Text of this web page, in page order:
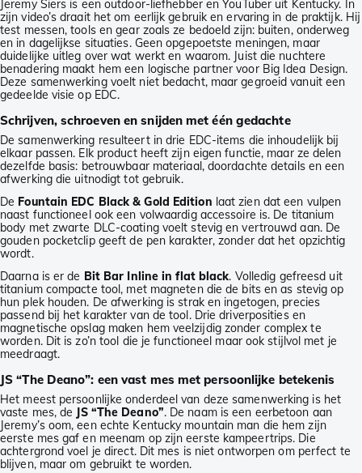
Jeremy Siers is een outdoor-liefhebber en YouTuber uit Kentucky. In
zijn video’s draait het om eerlijk gebruik en ervaring in de praktijk. Hij
test messen, tools en gear zoals ze bedoeld zijn: buiten, onderweg
en in dagelijkse situaties. Geen opgepoetste meningen, maar
duidelijke uitleg over wat werkt en waarom. Juist die nuchtere
benadering maakt hem een logische partner voor Big Idea Design.
Deze samenwerking voelt niet bedacht, maar gegroeid vanuit een
gedeelde visie op EDC.
Schrijven, schroeven en snijden met één gedachte
De samenwerking resulteert in drie EDC-items die inhoudelijk bij
elkaar passen. Elk product heeft zijn eigen functie, maar ze delen
dezelfde basis: betrouwbaar materiaal, doordachte details en een
afwerking die uitnodigt tot gebruik.
De Fountain EDC Black & Gold Edition laat zien dat een vulpen
naast functioneel ook een volwaardig accessoire is. De titanium
body met zwarte DLC-coating voelt stevig en vertrouwd aan. De
gouden pocketclip geeft de pen karakter, zonder dat het opzichtig
wordt.
Daarna is er de Bit Bar Inline in flat black. Volledig gefreesd uit
titanium compacte tool, met magneten die de bits en as stevig op
hun plek houden. De afwerking is strak en ingetogen, precies
passend bij het karakter van de tool. Drie driverposities en
magnetische opslag maken hem veelzijdig zonder complex te
worden. Dit is zo’n tool die je functioneel maar ook stijlvol met je
meedraagt.
JS “The Deano”: een vast mes met persoonlijke betekenis
Het meest persoonlijke onderdeel van deze samenwerking is het
vaste mes, de JS “The Deano”. De naam is een eerbetoon aan
Jeremy’s oom, een echte Kentucky mountain man die hem zijn
eerste mes gaf en meenam op zijn eerste kampeertrips. Die
achtergrond voel je direct. Dit mes is niet ontworpen om perfect te
blijven, maar om gebruikt te worden.